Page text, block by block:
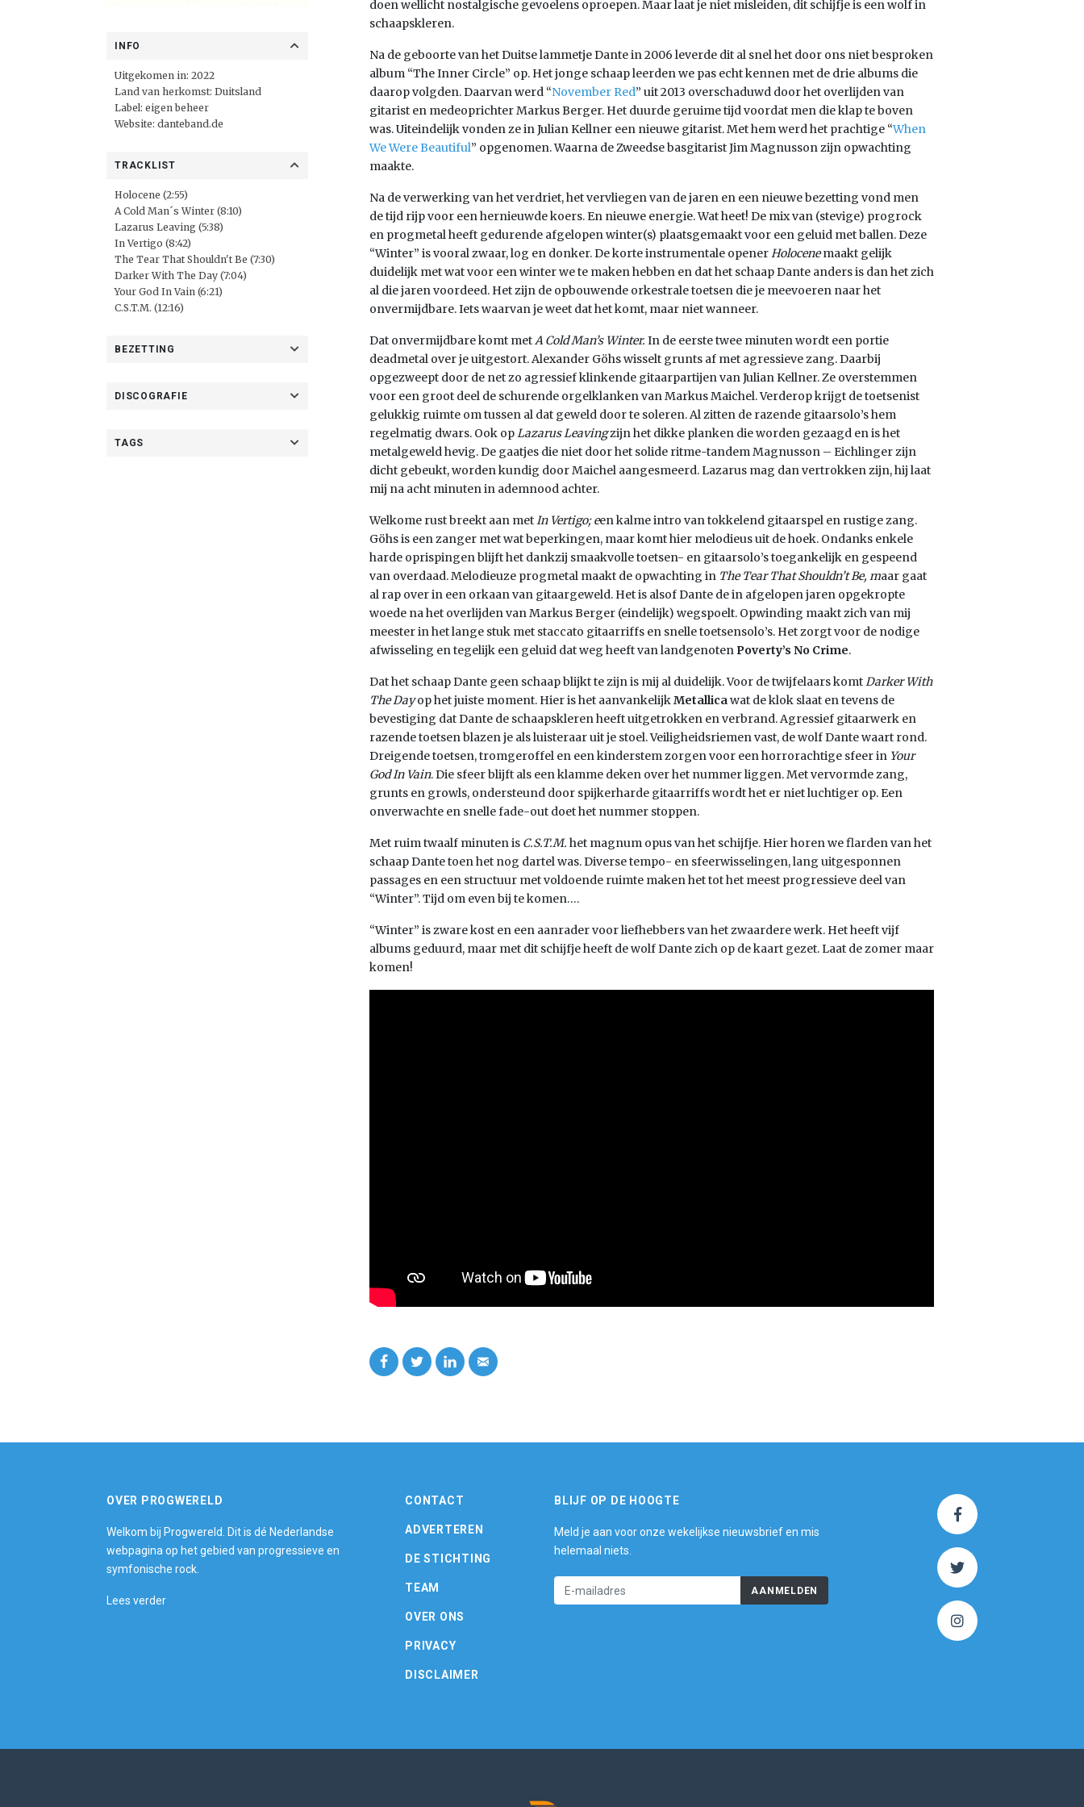
INFO
Uitgekomen in: 2022
Land van herkomst: Duitsland
Label: eigen beheer
Website: danteband.de
TRACKLIST
Holocene (2:55)
A Cold Man´s Winter (8:10)
Lazarus Leaving (5:38)
In Vertigo (8:42)
The Tear That Shouldn't Be (7:30)
Darker With The Day (7:04)
Your God In Vain (6:21)
C.S.T.M. (12:16)
BEZETTING
DISCOGRAFIE
TAGS
doen wellicht nostalgische gevoelens oproepen. Maar laat je niet misleiden, dit schijfje is een wolf in
schaapskleren.
Na de geboorte van het Duitse lammetje Dante in 2006 leverde dit al snel het door ons niet besproken
album “The Inner Circle” op. Het jonge schaap leerden we pas echt kennen met de drie albums die
daarop volgden. Daarvan werd “November Red” uit 2013 overschaduwd door het overlijden van
gitarist en medeoprichter Markus Berger. Het duurde geruime tijd voordat men die klap te boven
was. Uiteindelijk vonden ze in Julian Kellner een nieuwe gitarist. Met hem werd het prachtige “When
We Were Beautiful” opgenomen. Waarna de Zweedse basgitarist Jim Magnusson zijn opwachting
maakte.
Na de verwerking van het verdriet, het vervliegen van de jaren en een nieuwe bezetting vond men
de tijd rijp voor een hernieuwde koers. En nieuwe energie. Wat heet! De mix van (stevige) progrock
en progmetal heeft gedurende afgelopen winter(s) plaatsgemaakt voor een geluid met ballen. Deze
“Winter” is vooral zwaar, log en donker. De korte instrumentale openerHolocenemaakt gelijk
duidelijk met wat voor een winter we te maken hebben en dat het schaap Dante anders is dan het zich
al die jaren voordeed. Het zijn de opbouwende orkestrale toetsen die je meevoeren naar het
onvermijdbare. Iets waarvan je weet dat het komt, maar niet wanneer.
Dat onvermijdbare komt metA Cold Man’s Winter. In de eerste twee minuten wordt een portie
deadmetal over je uitgestort. Alexander Göhs wisselt grunts af met agressieve zang. Daarbij
opgezweept door de net zo agressief klinkende gitaarpartijen van Julian Kellner. Ze overstemmen
voor een groot deel de schurende orgelklanken van Markus Maichel. Verderop krijgt de toetsenist
gelukkig ruimte om tussen al dat geweld door te soleren. Al zitten de razende gitaarsolo’s hem
regelmatig dwars. Ook opLazarus Leavingzijn het dikke planken die worden gezaagd en is het
metalgeweld hevig. De gaatjes die niet door het solide ritme-tandem Magnusson – Eichlinger zijn
dicht gebeukt, worden kundig door Maichel aangesmeerd. Lazarus mag dan vertrokken zijn, hij laat
mij na acht minuten in ademnood achter.
Welkome rust breekt aan metIn Vertigo; een kalme intro van tokkelend gitaarspel en rustige zang.
Göhs is een zanger met wat beperkingen, maar komt hier melodieus uit de hoek. Ondanks enkele
harde oprispingen blijft het dankzij smaakvolle toetsen- en gitaarsolo’s toegankelijk en gespeend
van overdaad. Melodieuze progmetal maakt de opwachting in The Tear That Shouldn’t Be, maar gaat
al rap over in een orkaan van gitaargeweld. Het is alsof Dante de in afgelopen jaren opgekropte
woede na het overlijden van Markus Berger (eindelijk) wegspoelt. Opwinding maakt zich van mij
meester in het lange stuk met staccato gitaarriffs en snelle toetsensolo’s. Het zorgt voor de nodige
afwisseling en tegelijk een geluid dat weg heeft van landgenoten Poverty’s No Crime.
Dat het schaap Dante geen schaap blijkt te zijn is mij al duidelijk. Voor de twijfelaars komtDarker With
The Dayop het juiste moment. Hier is het aanvankelijkMetallicawat de klok slaat en tevens de
bevestiging dat Dante de schaapskleren heeft uitgetrokken en verbrand. Agressief gitaarwerk en
razende toetsen blazen je als luisteraar uit je stoel. Veiligheidsriemen vast, de wolf Dante waart rond.
Dreigende toetsen, tromgeroffel en een kinderstem zorgen voor een horrorachtige sfeer in Your
God In Vain. Die sfeer blijft als een klamme deken over het nummer liggen. Met vervormde zang,
grunts en growls, ondersteund door spijkerharde gitaarriffs wordt het er niet luchtiger op. Een
onverwachte en snelle fade-out doet het nummer stoppen.
Met ruim twaalf minuten is C.S.T.M. het magnum opus van het schijfje. Hier horen we flarden van het
schaap Dante toen het nog dartel was. Diverse tempo- en sfeerwisselingen, lang uitgesponnen
passages en een structuur met voldoende ruimte maken het tot het meest progressieve deel van
“Winter”. Tijd om even bij te komen….
“Winter” is zware kost en een aanrader voor liefhebbers van het zwaardere werk. Het heeft vijf
albums geduurd, maar met dit schijfje heeft de wolf Dante zich op de kaart gezet. Laat de zomer maar
komen!
OVER PROGWERELD
Welkom bij Progwereld. Dit is dé Nederlandse
webpagina op het gebied van progressieve en
symfonische rock.
Lees verder
CONTACT
ADVERTEREN
DE STICHTING
TEAM
OVER ONS
PRIVACY
DISCLAIMER
BLIJF OP DE HOOGTE
Meld je aan voor onze wekelijkse nieuwsbrief en mis
helemaal niets.
AANMELDEN